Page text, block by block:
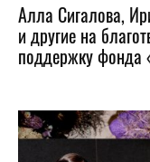
Алла Сигалова,
и другие на
поддержку фонда